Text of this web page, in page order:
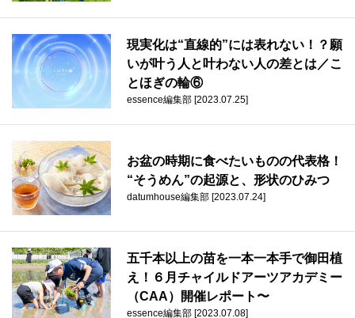
現実化は“直線的”には表れない！？願
いが叶う人と叶わない人の差とは／こ
とほぎの輪⑥
essence編集部 [2023.07.25]
お盆の時期に食べたいものの代表格！
“そうめん”の起源と、形状のひみつ
datumhouse編集部 [2023.07.24]
五千本以上の苗を一本一本手で御田植
え！６月チャイルドアーツアカデミー
（CAA）開催レポート〜
essence編集部 [2023.07.08]